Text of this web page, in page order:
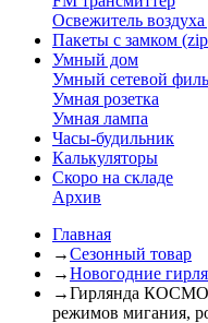
Освежитель
Пакеты с замком
Умный дом
Умный сетевой
Умная розетка
Умная лампа
Часы-будильник
Калькуляторы
Скоро на складе
Архив
Главная
→Сезонный товар
→Новогодние
→Гирлянда
режимов мигания,